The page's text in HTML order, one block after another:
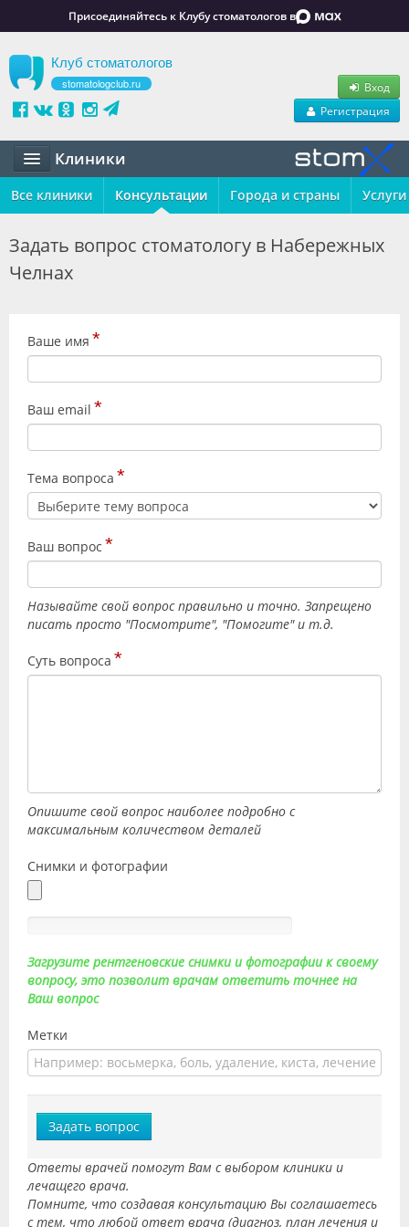
Присоединяйтесь к Клубу стоматологов в
Клуб стоматологов
stomatologclub.ru
Вход
Регистрация
Клиники
Статьи
Обучение
Резюме
Объявления
Видео
Клиники
Специалисты
Блоги
Лаборатории
Все клиники Консультации Города и страны Услуги
Задать вопрос стоматологу в Набережных
Челнах
Ваше имя *
Ваш email *
Тема вопроса *
Ваш вопрос *
Называйте свой вопрос правильно и точно. Запрещено
писать просто "Посмотрите", "Помогите" и т.д.
Суть вопроса *
Опишите свой вопрос наиболее подробно с
максимальным количеством деталей
Снимки и фотографии
Загрузите рентгеновские снимки и фотографии к своему
вопросу, это позволит врачам ответить точнее на
Ваш вопрос
Метки
Задать вопрос
Ответы врачей помогут Вам с выбором клиники и
лечащего врача.
Помните, что создавая консультацию Вы соглашаетесь
с тем, что любой ответ врача (диагноз, план лечения и